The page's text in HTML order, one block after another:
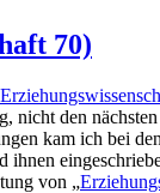
70)
den
kam ich bei
von „